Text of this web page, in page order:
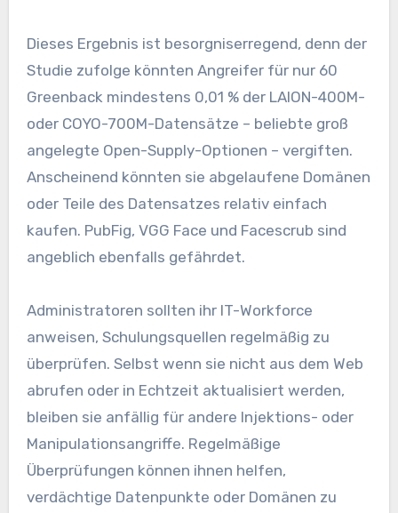
Dieses Ergebnis ist besorgniserregend, denn der
Studie zufolge könnten Angreifer für nur 60
Greenback mindestens 0,01 % der LAION-400M-
oder COYO-700M-Datensätze – beliebte groß
angelegte Open-Supply-Optionen – vergiften.
Anscheinend könnten sie abgelaufene Domänen
oder Teile des Datensatzes relativ einfach
kaufen. PubFig, VGG Face und Facescrub sind
angeblich ebenfalls gefährdet.
Administratoren sollten ihr IT-Workforce
anweisen, Schulungsquellen regelmäßig zu
überprüfen. Selbst wenn sie nicht aus dem Web
abrufen oder in Echtzeit aktualisiert werden,
bleiben sie anfällig für andere Injektions- oder
Manipulationsangriffe. Regelmäßige
Überprüfungen können ihnen helfen,
verdächtige Datenpunkte oder Domänen zu